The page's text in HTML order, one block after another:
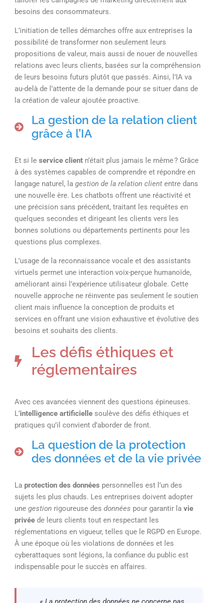
besoins des consommateurs.
L’initiation de telles démarches offre aux entreprises la
possibilité de transformer non seulement leurs
propositions de valeur, mais aussi de nouer de nouvelles
relations avec leurs clients, basées sur la compréhension
de leurs besoins futurs plutôt que passés. Ainsi, l’IA va
au-delà de l’attente de la demande pour se situer dans de
la création de valeur ajoutée proactive.
La gestion de la relation client
grâce à l’IA
Et si le service client n’était plus jamais le même ? Grâce
à des systèmes capables de comprendre et répondre en
langage naturel, la gestion de la relation client entre dans
une nouvelle ère. Les chatbots offrent une réactivité et
une précision sans précédent, traitant les requêtes en
quelques secondes et dirigeant les clients vers les
bonnes solutions ou départements pertinents pour les
questions plus complexes.
L’usage de la reconnaissance vocale et des assistants
virtuels permet une interaction voix-perçue humanoïde,
améliorant ainsi l’expérience utilisateur globale. Cette
nouvelle approche ne réinvente pas seulement le soutien
client mais influence la conception de produits et
services en offrant une vision exhaustive et évolutive des
besoins et souhaits des clients.
Les défis éthiques et
réglementaires
Avec ces avancées viennent des questions épineuses.
L’intelligence artificielle soulève des défis éthiques et
pratiques qu’il convient d’aborder de front.
La question de la protection
des données et de la vie privée
La protection des données personnelles est l’un des
sujets les plus chauds. Les entreprises doivent adopter
une gestion rigoureuse des données pour garantir la vie
privée de leurs clients tout en respectant les
réglementations en vigueur, telles que le RGPD en Europe.
À une époque où les violations de données et les
cyberattaques sont légions, la confiance du public est
indispensable pour le succès en affaires.